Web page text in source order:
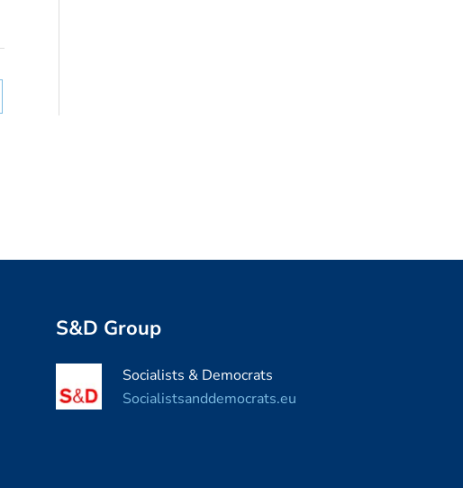
S&D Group
Socialists & Democrats
Socialistsanddemocrats.eu